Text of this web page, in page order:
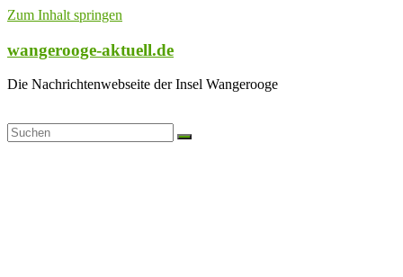
Zum Inhalt springen
wangerooge-aktuell.de
Die Nachrichtenwebseite der Insel Wangerooge